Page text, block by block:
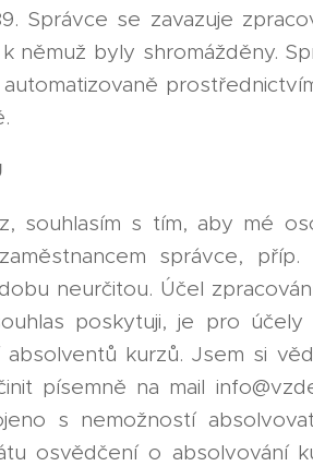
Správce se zavazuje
němuž byly shromážděny.
souhlasím s tím, aby mé
správce,
neurčitou. Účel
poskytuji, je pro účely
absolventů kurzů. Jsem si
písemně na mail
s nemožností
osvědčení o absolvování